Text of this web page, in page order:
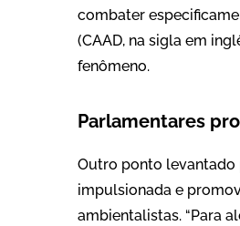
combater
(CAAD, na sigla em
fenômeno.
Parlamentares
Outro ponto levantado
impulsionada e
ambientalistas. “Para